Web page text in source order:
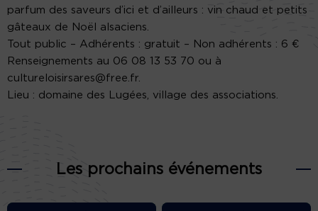
parfum des saveurs d’ici et d’ailleurs : vin chaud et petits
gâteaux de Noël alsaciens.
Tout public – Adhérents : gratuit – Non adhérents : 6 €
Renseignements au 06 08 13 53 70 ou à
cultureloisirsares@free.fr.
Lieu : domaine des Lugées, village des associations.
Les prochains événements